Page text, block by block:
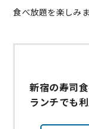
食べ放題を楽しみ
新宿の寿司
ランチでも